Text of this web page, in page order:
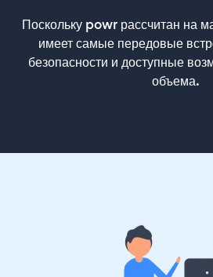
Поскольку powr рассчитан на
имеет самые передовые
безопасности и доступные
объема.